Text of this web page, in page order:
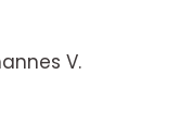
V.